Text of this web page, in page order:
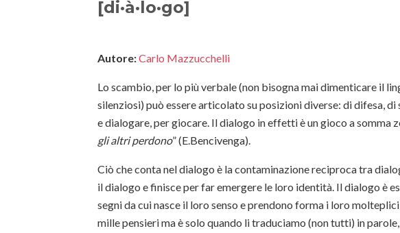
[di·à·lo·go]
Autore:Carlo Mazzucchelli
Lo scambio, per lo più verbale (non bisogna mai dimenticare il
silenziosi) può essere articolato su posizioni diverse: di difesa,
e dialogare, per giocare. Il dialogo in effetti è un gioco a somma
gli altri perdono” (E.Bencivenga).
Ciò che conta nel dialogo è la contaminazione reciproca tra
il dialogo e finisce per far emergere le loro identità. Il dialogo è
segni da cui nasce il loro senso e prendono forma i loro
mille pensieri ma è solo quando li traduciamo (non tutti) in